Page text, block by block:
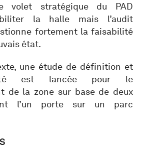
volet stratégique du PAD
la halle mais l’audit
fortement la faisabilité
état.
une étude de définition et
est lancée pour le
de la zone sur base de deux
l’un porte sur un parc